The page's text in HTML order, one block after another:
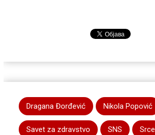
Dragana Đorđević Nikola Popović
Savet za zdravstvo SNS Srce